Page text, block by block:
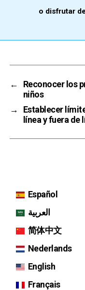
o disfrutar
←
Reconocer los
niños
→
Establecer
línea y fuera de
Español
العربية
简体中文
Nederlands
English
Français